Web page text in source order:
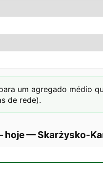
um agregado médio
de rede).
hoje—Skarżysko-